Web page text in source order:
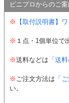
ビニプロからのご
※ 【取付説明書】
※ １点・1個単位で
※送料などは 「送
※ ご注文方法は 「
い。